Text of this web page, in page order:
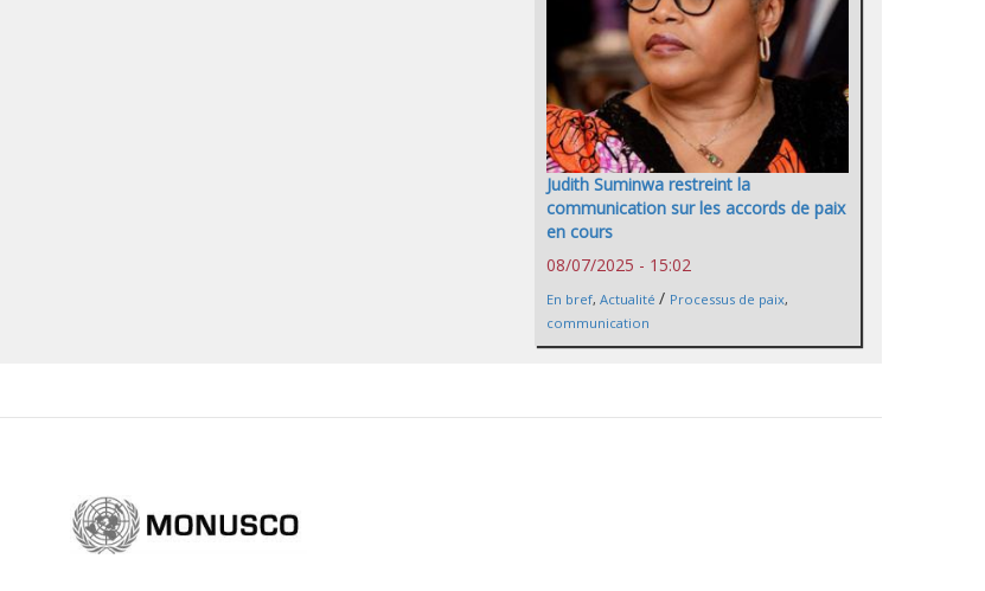
Judith Suminwa restreint la
communication sur les accords de paix
en cours
08/07/2025 - 15:02
En bref, Actualité / Processus de paix,
communication